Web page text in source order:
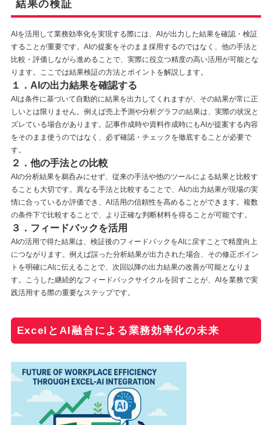
結果の検証
AIを活用して業務効率化を実現する際には、AIが出力した結果を確認・検証
することが重要です。AIの提案をそのまま採用するのではなく、他の手法と
比較・評価しながら進めることで、実際に役立つ精度の高い活用が可能とな
ります。ここでは結果検証の方法とポイントを解説します。
１．AIの出力結果を確認する
AIは条件に基づいて自動的に結果を出力してくれますが、その結果が常に正
しいとは限りません。例えば売上予測や分析グラフの結果は、実際の状況と
ズレている場合があります。記事作成時や資料作成時にもAIが提案する内容
をそのまま使うのではなく、必ず確認・チェックを徹底することが必要で
す。
２．他の手法との比較
AIの分析結果を鵜呑みにせず、従来の手法や他のツールによる結果と比較す
ることも大切です。異なる手法と比較することで、AIの出力結果が現場の実
情に合っているか評価でき、AI活用の信頼性を高めることができます。複数
の条件下で比較することで、より正確な判断材料を得ることが可能です。
３．フィードバックを活用
AIの活用で得た結果は、検証後のフィードバックをAIに戻すことで精度向上
につながります。例えば誤った分析結果が出力された場合、その修正ポイン
トを明確にAIに伝えることで、次回以降の出力結果の改善が可能となりま
す。こうした継続的なフィードバックサイクルを回すことが、AIを業務で実
践活用する際の重要なステップです。
ExcelとAI融合による業務効率化の未来